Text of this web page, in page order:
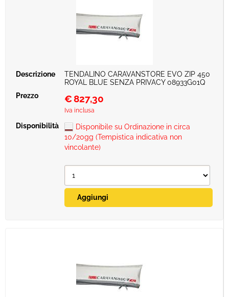
TENDALINO CARAVANSTORE EVO ZIP 450
ROYAL BLUE SENZA PRIVACY 08933G01Q
€827,30
Iva inclusa
Disponibile su Ordinazione in circa
10/20gg (Tempistica indicativa non
vincolante)